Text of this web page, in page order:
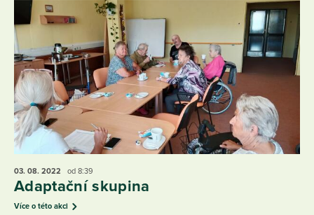
03. 08. 2022 od 8:39
Adaptační skupina
Více o této akci